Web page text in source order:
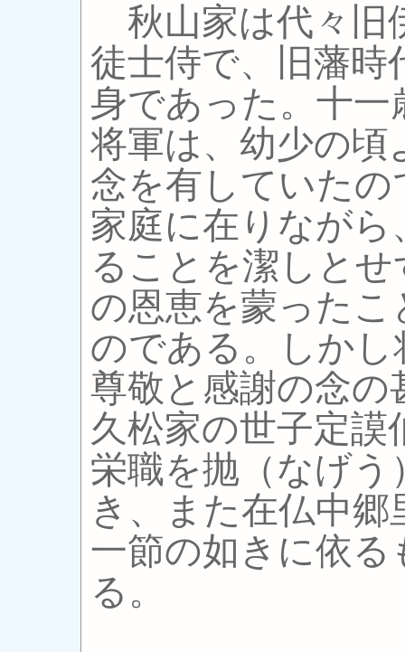
秋山家は代々旧
徒士侍で、旧藩時
身であった。十
将軍は、幼少の頃
念を有していた
家庭に在りなが
ることを潔しと
の恩恵を蒙った
のである。しか
尊敬と感謝の念
久松家の世子定
栄職を抛（なげ
き、また在仏中
一節の如きに依
る。